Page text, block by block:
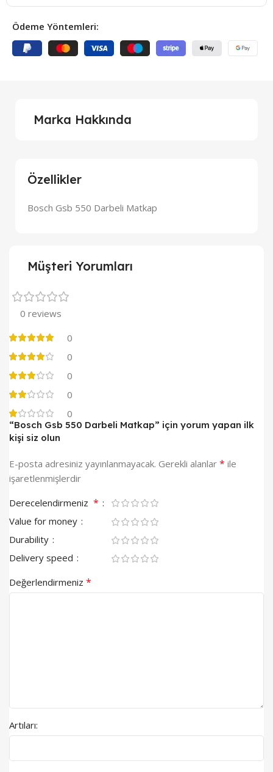
Ödeme Yöntemleri:
Özellikler
Bosch Gsb 550 Darbeli Matkap
Marka Hakkında
Müşteri Yorumları
0 reviews
0
0
0
0
0
“Bosch Gsb 550 Darbeli Matkap” için yorum yapan ilk
kişi siz olun
E-posta adresiniz yayınlanmayacak. Gerekli alanlar * ile
işaretlenmişlerdir
Derecelendirmeniz *
Value for money
Durability
Delivery speed
Değerlendirmeniz *
Artıları: